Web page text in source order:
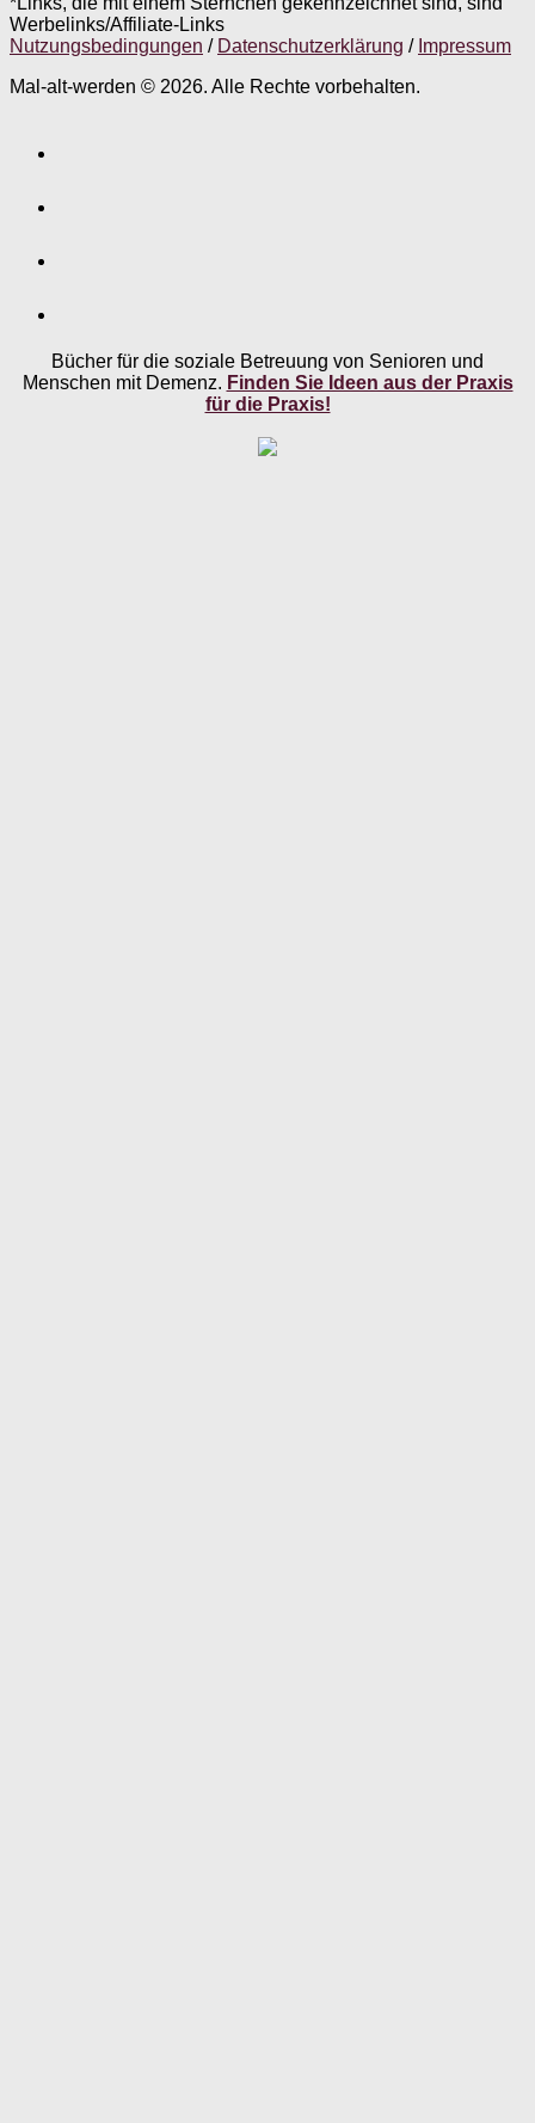
Werbelinks/Affiliate-Links
Nutzungsbedingungen / Datenschutzerklärung / Impressum
Mal-alt-werden © 2026. Alle Rechte vorbehalten.
Bücher für die soziale Betreuung von Senioren und
Menschen mit Demenz. Finden Sie Ideen aus der Praxis
für die Praxis!